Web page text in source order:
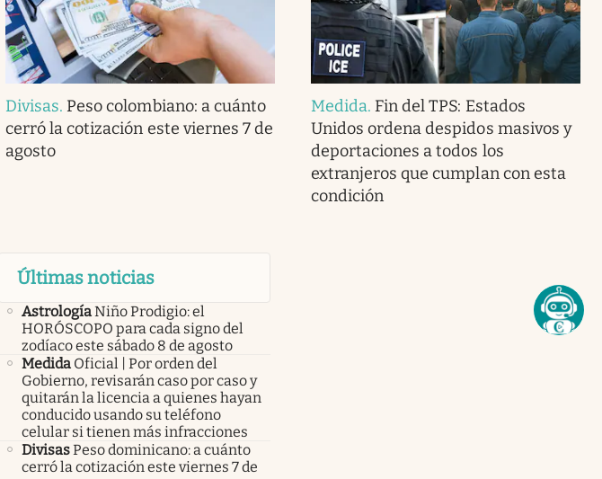
Divisas. Peso colombiano: a cuánto
cerró la cotización este viernes 7 de
agosto
Medida. Fin del TPS: Estados
Unidos ordena despidos masivos y
deportaciones a todos los
extranjeros que cumplan con esta
condición
Últimas noticias
AstrologíaNiño Prodigio: el
HORÓSCOPO para cada signo del
zodíaco este sábado 8 de agosto
Medida Oficial | Por orden del
Gobierno, revisarán caso por caso y
quitarán la licencia a quienes hayan
conducido usando su teléfono
celular si tienen más infracciones
DivisasPeso dominicano: a cuánto
cerró la cotización este viernes 7 de